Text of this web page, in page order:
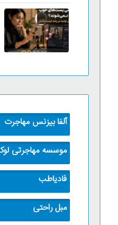
آلفا بیزنس مهاجرت
موسسه مهاجرتی
فادیاطب
مبل راحتی